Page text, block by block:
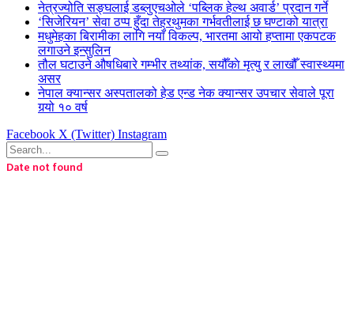
नेत्रज्योति सङ्घलाई डब्लुएचओले ‘पब्लिक हेल्थ अवार्ड’ प्रदान गर्ने
‘सिजेरियन’ सेवा ठप्प हुँदा तेह्रथुमका गर्भवतीलाई छ घण्टाको यात्रा
मधुमेहका बिरामीका लागि नयाँ विकल्प, भारतमा आयो हप्तामा एकपटक
लगाउने इन्सुलिन
तौल घटाउने औषधिबारे गम्भीर तथ्यांक, सयौँकाे मृत्यु र लाखौँ स्वास्थ्यमा
असर
नेपाल क्यान्सर अस्पतालको हेड एन्ड नेक क्यान्सर उपचार सेवाले पूरा
गर्‍यो १० वर्ष
Facebook X (Twitter) Instagram
Date not found